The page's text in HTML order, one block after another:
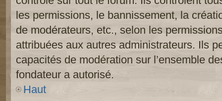
les permissions, le bannissement, la
de modérateurs, etc., selon les
attribuées aux autres administrateurs. Ils
capacités de modération sur l’ensemble
fondateur a autorisé.
Haut